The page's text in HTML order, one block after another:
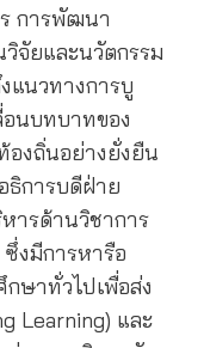
การพัฒนา
จัยและนวัตกรรม
แนวทางการบู
นบทบาทของ
งถิ่นอย่างยั่งยืน
ธิการบดีฝ่าย
ารด้านวิชาการ
งมีการหารือ
ษาทั่วไปเพื่อส่ง
Learning) และ